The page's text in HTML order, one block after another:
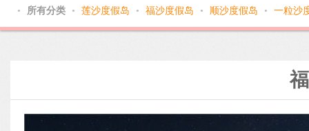
● 所有分类 ● 莲沙度假岛 ● 福沙度假岛 ● 顺沙度假岛 ● 一粒沙